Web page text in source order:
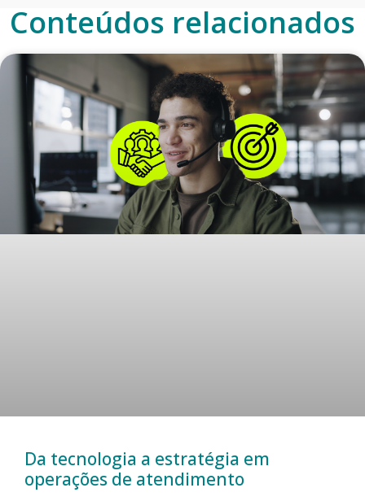
Conteúdos relacionados
Da tecnologia a estratégia em
operações de atendimento